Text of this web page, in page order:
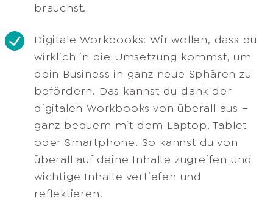
brauchst.​
Digitale Workbooks: Wir wollen, dass du
wirklich in die Umsetzung kommst, um
dein Business in ganz neue Sphären zu
befördern. Das kannst du dank der
digitalen Workbooks von überall aus –
ganz bequem mit dem Laptop, Tablet
oder Smartphone. So kannst du von
überall auf deine Inhalte zugreifen und
wichtige Inhalte vertiefen und
reflektieren.​